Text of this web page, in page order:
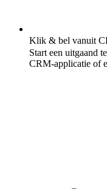
Klik & bel vanuit
Start een uitgaand
CRM-applicatie of